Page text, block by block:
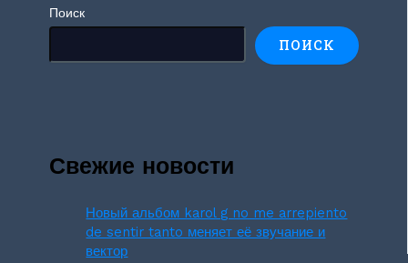
Поиск
ПОИСК
Свежие новости
Новый альбом karol g no me arrepiento
de sentir tanto меняет её звучание и
вектор